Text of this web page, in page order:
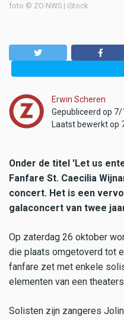
foto © ZO-NWS | iStock
Erwin Scheren
Gepubliceerd op
Laatst bewerkt op
Onder de titel 'Let us
Fanfare St. Caecilia
concert. Het is een
galaconcert van twee
Op zaterdag 26 oktober
die plaats omgetoverd tot
fanfare zet met enkele
elementen van een
Solisten zijn zangeres